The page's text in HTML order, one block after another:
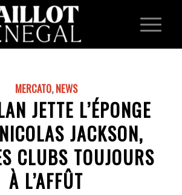
MERCATO,NEWS
JETTE L’ÉPONGE
JACKSON,
CLUBS TOUJOURS
À L’AFFÛT